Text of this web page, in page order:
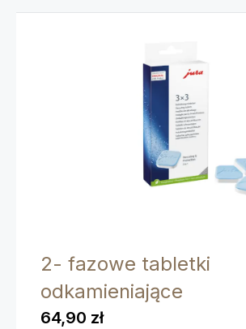
2- fazowe tabletki
odkamieniające
64,90 zł